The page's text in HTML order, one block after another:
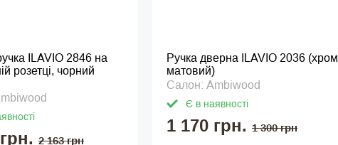
ILAVIO 2846 на
розетці, чорний
2 163 грн
Ручка дверна ILAVIO 2036 (хром
матовий)
Салон: Ambiwood
Є в наявності
1 170 грн. 1 300 грн